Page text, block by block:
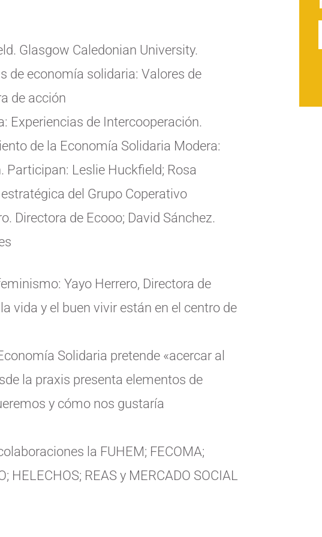
Glasgow Caledonian University.
de economía solidaria: Valores de
de acción
Experiencias de Intercooperación.
de la Economía Solidaria Modera:
Participan: Leslie Huckfield; Rosa
del Grupo Coperativo
Directora de Ecooo; David Sánchez.
Yayo Herrero, Directora de
vida y el buen vivir están en el centro de
Solidaria pretende «acercar al
la praxis presenta elementos de
y cómo nos gustaría
la FUHEM; FECOMA;
HELECHOS; REAS y MERCADO SOCIAL